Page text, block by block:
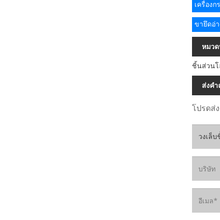
เครื่อง
ขายึดอ่
หมวด
ชิ้นส่วน
ส่งคำ
โปรดส่